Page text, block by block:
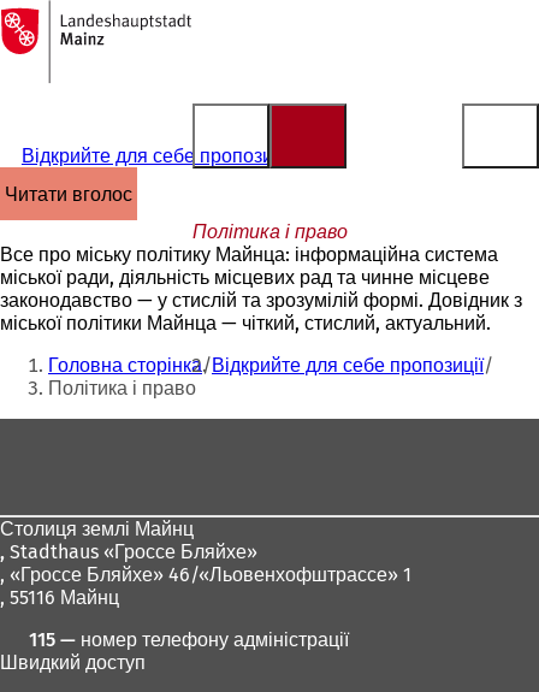
Перейти до змісту
На
головну
сторінку
Відкрийте для себе пропозиції
читати вголос
Політика і право
Все про міську політику Майнца: інформаційна система
міської ради, діяльність місцевих рад та чинне місцеве
законодавство — у стислій та зрозумілій формі. Довідник з
міської політики Майнца — чіткий, стислий, актуальний.
Ти
тут:
Головна сторінка Відкрийте для себе пропозиції
Політика і право
Столиця землі Майнц
, Stadthaus «Гроссе Бляйхе»
, «Гроссе Бляйхе» 46/«Льовенхофштрассе» 1
, 55116 Майнц
115 — номер телефону адміністрації
Швидкий доступ